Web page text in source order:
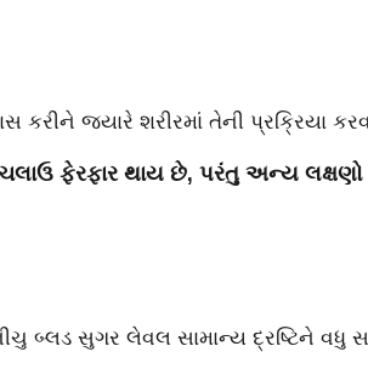
જ્યારે શરીરમાં તેની પ્રક્રિયા
ફેરફાર થાય છે, પરંતુ અન્ય
બ્લડ સુગર લેવલ સામાન્ય દ્રષ્ટિને